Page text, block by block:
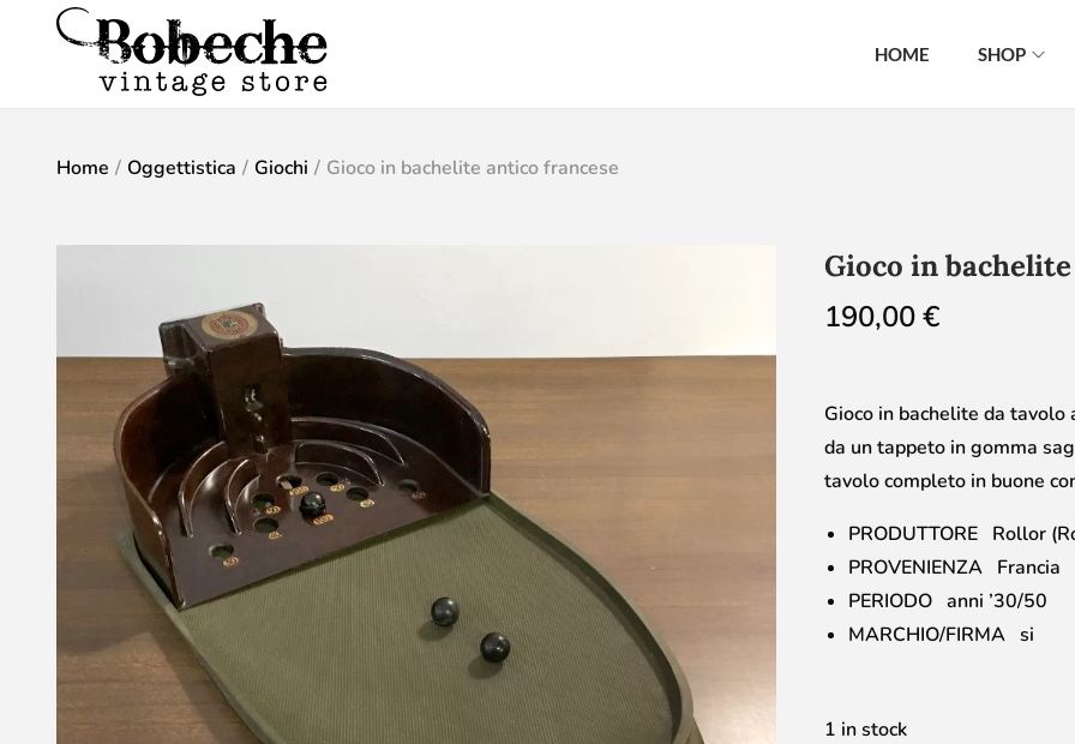
HOME SHOP
Home / Oggettistica / Giochi / Gioco in bachelite antico francese
Gioco in
190,00€
Gioco in bachelite da tavolo
da un tappeto in gomma
tavolo completo in buone
PRODUTTORE Rollor
PROVENIENZA Francia
PERIODO anni ’30/50
MARCHIO/FIRMA si
1 in stock